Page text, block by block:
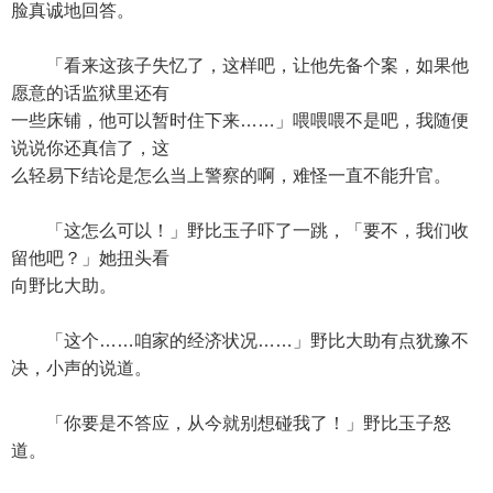
脸真诚地回答。
「看来这孩子失忆了，这样吧，让他先备个案，如果他
愿意的话监狱里还有
一些床铺，他可以暂时住下来……」喂喂喂不是吧，我随便
说说你还真信了，这
么轻易下结论是怎么当上警察的啊，难怪一直不能升官。
「这怎么可以！」野比玉子吓了一跳，「要不，我们收
留他吧？」她扭头看
向野比大助。
「这个……咱家的经济状况……」野比大助有点犹豫不
决，小声的说道。
「你要是不答应，从今就别想碰我了！」野比玉子怒
道。